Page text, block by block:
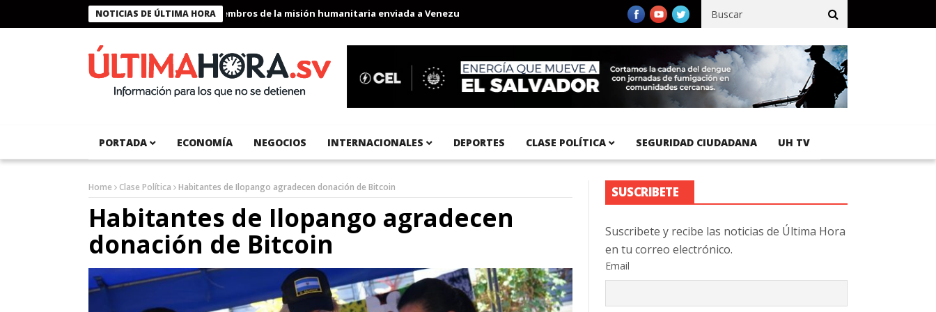
NOTICIAS DE ÚLTIMA HORA
Presidente Bukele condecora a miembros de la misión humanitaria enviada a Venezuela Aeropuerto Internacional del Pacífico registra 92 % de avance en obras de terracería
PORTADA ECONOMÍA NEGOCIOS INTERNACIONALES DEPORTES CLASE POLÍTICA SEGURIDAD CIUDADANA UH TV
Home Clase Política Habitantes de Ilopango agradecen donación de Bitcoin
Habitantes de Ilopango agradecen
donación de Bitcoin
SUSCRIBETE
Suscribete y recibe las noticias de Última Hora
en tu correo electrónico.
Email